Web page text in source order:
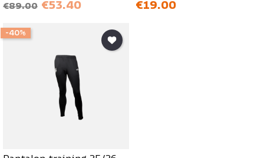
ベース価格
€89.00 価格
€53.40 価格
€19.00
-40%